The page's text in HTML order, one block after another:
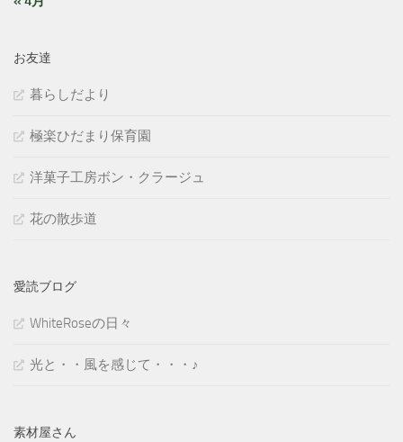
お友達
暮らしだより
極楽ひだまり保育園
洋菓子工房ボン・クラージュ
花の散歩道
愛読ブログ
WhiteRoseの日々
光と・・風を感じて・・・♪
素材屋さん